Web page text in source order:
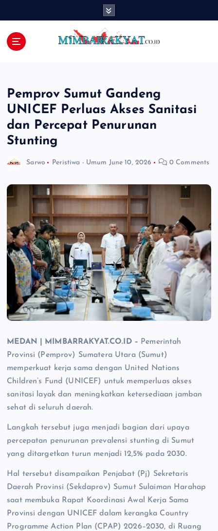
Pemprov Sumut Gandeng
UNICEF Perluas Akses Sanitasi
dan Percepat Penurunan
Stunting
Sarwo Peristiwa - Umum June 10, 2026 0 Comments
MEDAN | MIMBARRAKYAT.CO.ID – Pemerintah
Provinsi (Pemprov) Sumatera Utara (Sumut)
memperkuat kerja sama dengan United Nations
Children’s Fund (UNICEF) untuk memperluas akses
sanitasi layak dan meningkatkan ketersediaan jamban
sehat di seluruh daerah.
Langkah tersebut juga menjadi bagian dari upaya
percepatan penurunan prevalensi stunting di Sumut
yang ditargetkan turun menjadi 12,5% pada 2030.
Hal tersebut disampaikan Penjabat (Pj) Sekretaris
Daerah Provinsi (Sekdaprov) Sumut Sulaiman Harahap
saat membuka Rapat Koordinasi Awal Kerja Sama
Provinsi dengan UNICEF dalam kerangka Country
Programme Action Plan (CPAP) 2026–2030, di Ruang